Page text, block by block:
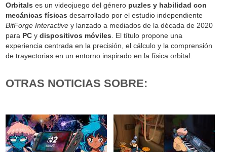
Orbitals es un videojuego del género puzles y habilidad con
mecánicas físicas desarrollado por el estudio independiente
BitForge Interactive y lanzado a mediados de la década de 2020
para PC ydispositivos móviles . El título propone una
experiencia centrada en la precisión, el cálculo y la comprensión
de trayectorias en un entorno inspirado en la física orbital.
OTRAS NOTICIAS SOBRE: